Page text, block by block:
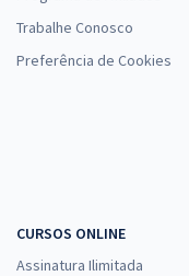
Trabalhe Conosco
Preferência de Cookies
CURSOS ONLINE
Assinatura Ilimitada